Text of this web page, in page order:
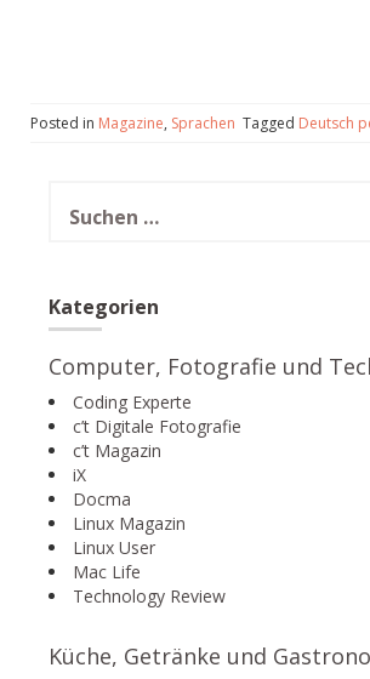
Posted in Magazine, Sprachen Tagged Deutsch
nach:
Kategorien
Computer, Fotografie und
Coding Experte
c’t Digitale Fotografie
c’t Magazin
iX
Docma
Linux Magazin
Linux User
Mac Life
Technology Review
Küche, Getränke und